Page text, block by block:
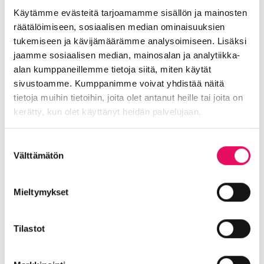
Käytämme evästeitä tarjoamamme sisällön ja mainosten
räätälöimiseen, sosiaalisen median ominaisuuksien
tukemiseen ja kävijämäärämme analysoimiseen. Lisäksi
jaamme sosiaalisen median, mainosalan ja analytiikka-
alan kumppaneillemme tietoja siitä, miten käytät
sivustoamme. Kumppanimme voivat yhdistää näitä
tietoja muihin tietoihin, joita olet antanut heille tai joita on
kerätty, kun olet käyttänyt heidän palvelujaan.
valinta
Välttämätön
Mieltymykset
Tilastot
kehittämisen aika, joten vastaaminen olisi
erityisen tärkeää ja arvokasta. Huom! Toivomme
vastauksiasi, vaikka et pääsisi osallistumaan
työpajaan.Tuloksia käydään läpi ja
hyödynnetään työpajassa sekä toimintamallia
kehitettäessä. Kiitos ajastasi ja arvokkaista
vastauksistasi!
Tässä linkki
kyselyyn:https://forms.office.com/e/V6AL0bGuef
Tilaisuus järjestetään osana Uudistuva